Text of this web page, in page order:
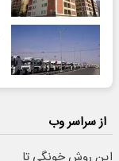
از سراسر وب